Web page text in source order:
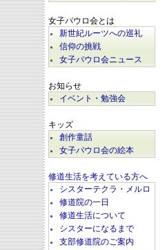
女子パウロ会とは
新世紀ルーツへの巡礼
信仰の挑戦
女子パウロ会ニュース
お知らせ
イベント・勉強会
キッズ
創作童話
女子パウロ会の絵本
修道生活を考えている方へ
シスターテクラ・メルロ
修道院の一日
修道生活について
シスターになるまで
支部修道院のご案内